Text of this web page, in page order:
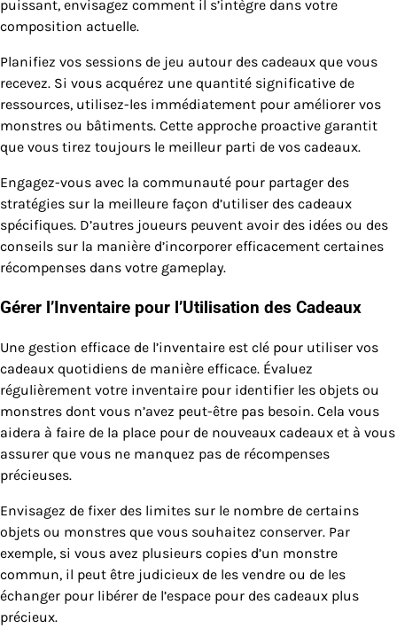
puissant, envisagez comment il s’intègre dans votre
composition actuelle.
Planifiez vos sessions de jeu autour des cadeaux que vous
recevez. Si vous acquérez une quantité significative de
ressources, utilisez-les immédiatement pour améliorer vos
monstres ou bâtiments. Cette approche proactive garantit
que vous tirez toujours le meilleur parti de vos cadeaux.
Engagez-vous avec la communauté pour partager des
stratégies sur la meilleure façon d’utiliser des cadeaux
spécifiques. D’autres joueurs peuvent avoir des idées ou des
conseils sur la manière d’incorporer efficacement certaines
récompenses dans votre gameplay.
Gérer l’Inventaire pour l’Utilisation des Cadeaux
Une gestion efficace de l’inventaire est clé pour utiliser vos
cadeaux quotidiens de manière efficace. Évaluez
régulièrement votre inventaire pour identifier les objets ou
monstres dont vous n’avez peut-être pas besoin. Cela vous
aidera à faire de la place pour de nouveaux cadeaux et à vous
assurer que vous ne manquez pas de récompenses
précieuses.
Envisagez de fixer des limites sur le nombre de certains
objets ou monstres que vous souhaitez conserver. Par
exemple, si vous avez plusieurs copies d’un monstre
commun, il peut être judicieux de les vendre ou de les
échanger pour libérer de l’espace pour des cadeaux plus
précieux.